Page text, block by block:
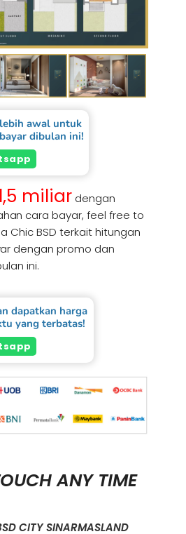
awal untuk
dibulan ini!
miliar dengan
cara bayar, feel free to
Chic BSD terkait hitungan
dengan promo dan
ini.
dapatkan harga
yang terbatas!
ANY TIME
CITY SINARMASLAND